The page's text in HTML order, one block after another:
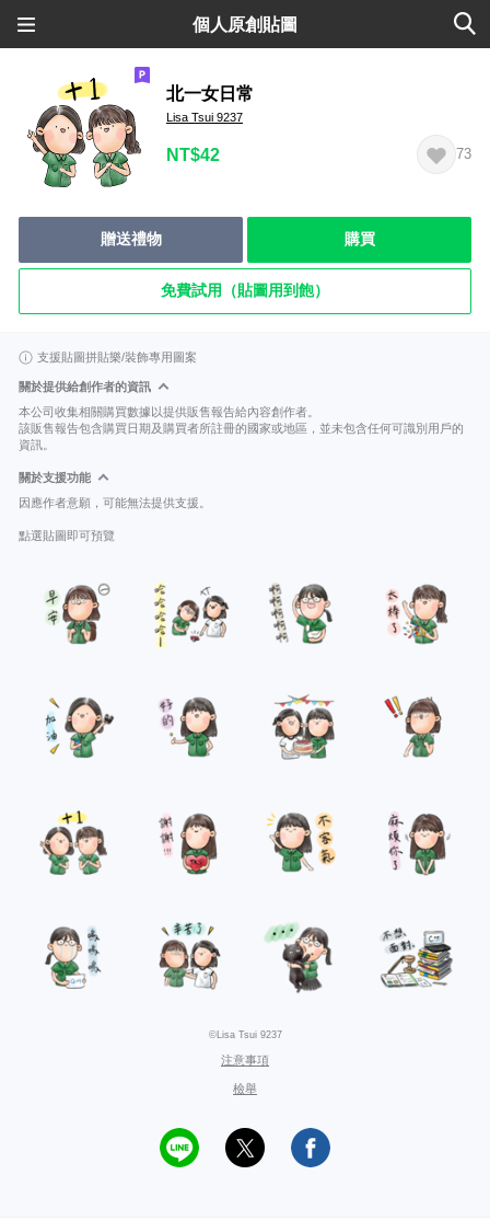
個人原創貼圖
北一女日常
Lisa Tsui 9237
NT$42 73
贈送禮物 購買
免費試用（貼圖用到飽）
支援貼圖拼貼樂/裝飾專用圖案
關於提供給創作者的資訊
本公司收集相關購買數據以提供販售報告給內容創作者。
該販售報告包含購買日期及購買者所註冊的國家或地區，並未包含任何可識別用戶的
資訊。
關於支援功能
因應作者意願，可能無法提供支援。
點選貼圖即可預覽
©Lisa Tsui 9237
注意事項
檢舉